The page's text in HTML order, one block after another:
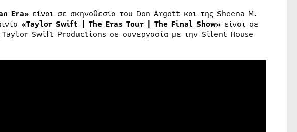
Era»είναι σε σκηνοθεσία του Don Argott και της Sheena M.
«Taylor Swift | The Eras Tour | The Final Show»είναι σε
Taylor Swift Productions σε συνεργασία με την Silent House